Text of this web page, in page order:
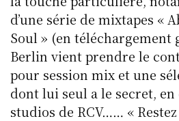
d’une série de mixtapes «
Soul » (en
Berlin vient prendre le
pour session mix et une
dont lui seul a le secret,
studios de RCV…… « Restez